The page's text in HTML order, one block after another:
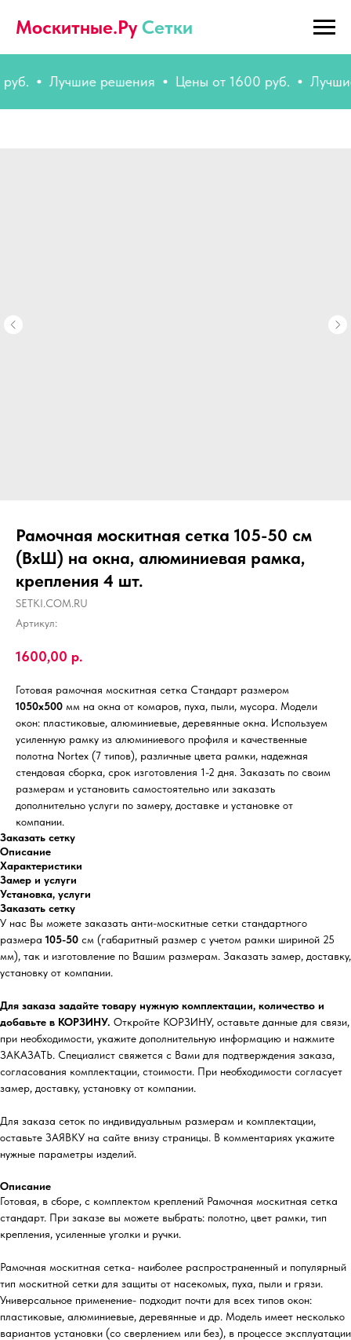
Москитные.Ру Сетки
Лучшие решения Цены от 1600 руб. Лучшие
Рамочная москитная сетка 105-50 см
(ВхШ) на окна, алюминиевая рамка,
крепления 4 шт.
SETKI.COM.RU
Артикул:
1600,00 р.
Готовая рамочная москитная сетка Стандарт размером
1050х500 мм на окна от комаров, пуха, пыли, мусора. Модели
окон: пластиковые, алюминиевые, деревянные окна. Используем
усиленную рамку из алюминиевого профиля и качественные
полотна Nortex (7 типов), различные цвета рамки, надежная
стендовая сборка, срок изготовления 1-2 дня. Заказать по своим
размерам и установить самостоятельно или заказать
дополнительно услуги по замеру, доставке и установке от
компании.
Заказать сетку
Описание
Характеристики
Замер и услуги
Установка, услуги
Заказать сетку
У нас Вы можете заказать анти-москитные сетки стандартного
размера 105-50 см (габаритный размер с учетом рамки шириной 25
мм), так и изготовление по Вашим размерам. Заказать замер, доставку,
установку от компании.
Для заказа задайте товару нужную комплектации, количество и
добавьте в КОРЗИНУ. Откройте КОРЗИНУ, оставьте данные для связи,
при необходимости, укажите дополнительную информацию и нажмите
ЗАКАЗАТЬ. Специалист свяжется с Вами для подтверждения заказа,
согласования комплектации, стоимости. При необходимости согласует
замер, доставку, установку от компании.
Для заказа сеток по индивидуальным размерам и комплектации,
оставьте ЗАЯВКУ на сайте внизу страницы. В комментариях укажите
нужные параметры изделий.
Описание
Готовая, в сборе, с комплектом креплений Рамочная москитная сетка
стандарт. При заказе вы можете выбрать: полотно, цвет рамки, тип
крепления, усиленные уголки и ручки.
Рамочная москитная сетка- наиболее распространенный и популярный
тип москитной сетки для защиты от насекомых, пуха, пыли и грязи.
Универсальное применение- подходит почти для всех типов окон:
пластиковые, алюминиевые, деревянные и др. Модель имеет несколько
вариантов установки (со сверлением или без), в процессе эксплуатации